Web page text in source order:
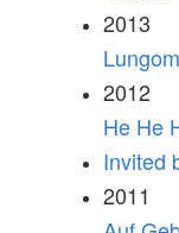
2013
2012
He He
Invited
2011